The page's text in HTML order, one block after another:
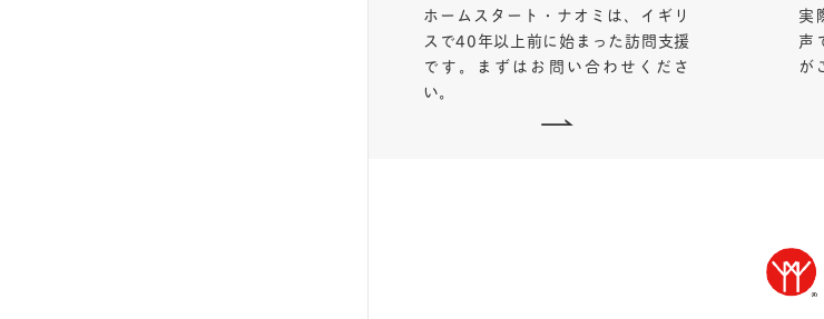
ホームスタート・ナオミは、イギリ
スで40年以上前に始まった訪問支援
です。まずはお問い合わせくださ
い。
実
声
が